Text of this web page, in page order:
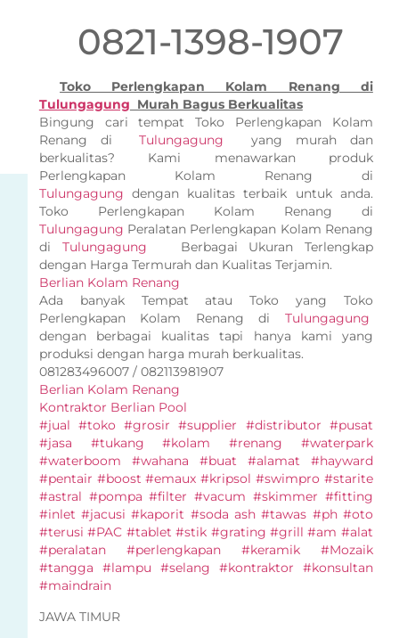
0821-1398-1907
Toko Perlengkapan Kolam Renang di
Tulungagung Murah Bagus Berkualitas
Bingung cari tempat Toko Perlengkapan Kolam
Renang diTulungagung yang murah dan
berkualitas? Kami menawarkan produk
Perlengkapan Kolam Renang di
Tulungagung dengan kualitas terbaik untuk anda.
Toko Perlengkapan Kolam Renang di
Tulungagung Peralatan Perlengkapan Kolam Renang
di Tulungagung Berbagai Ukuran Terlengkap
dengan Harga Termurah dan Kualitas Terjamin.
Berlian Kolam Renang
Ada banyak Tempat atau Toko yang Toko
Perlengkapan Kolam Renang di Tulungagung
dengan berbagai kualitas tapi hanya kami yang
produksi dengan harga murah berkualitas.
081283496007 / 082113981907
Berlian Kolam Renang
Kontraktor Berlian Pool
#jual #toko #grosir #supplier #distributor #pusat
#jasa #tukang #kolam #renang #waterpark
#waterboom #wahana #buat #alamat #hayward
#pentair #boost #emaux #kripsol #swimpro #starite
#astral #pompa #filter #vacum #skimmer #fitting
#inlet #jacusi #kaporit #soda ash #tawas #ph #oto
#terusi #PAC #tablet #stik #grating #grill #am #alat
#peralatan #perlengkapan #keramik #Mozaik
#tangga #lampu #selang #kontraktor #konsultan
#maindrain
JAWA TIMUR